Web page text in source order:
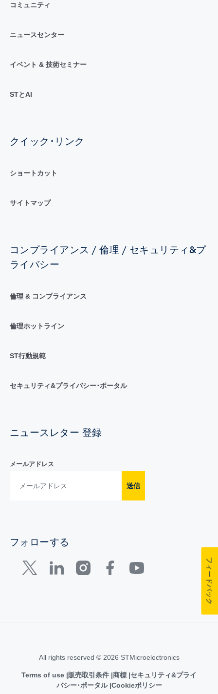
コミュニティ
ニュースセンター
イベント & 技術セミナー
STとAI
クイック･リンク
ショートカット
サイトマップ
コンプライアンス / 倫理 / セキュリティ&プ
ライバシー
倫理 & コンプライアンス
倫理ホットライン
ST行動規範
セキュリティ&プライバシー･ポータル
ニュースレター 登録
メールアドレス
送信
フォローする
All rights reserved © 2026 STMicroelectronics
Terms of use 販売取引条件 商標 セキュリティ&プライ
バシー･ポータル Cookieポリシー
フィードバック